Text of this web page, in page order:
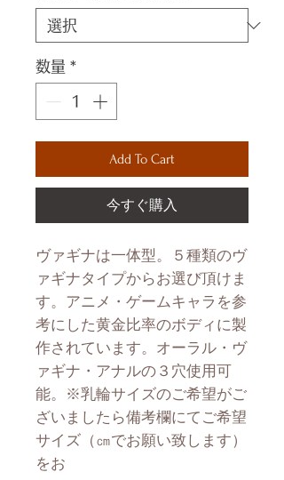
数量 *
Add To Cart
今すぐ購入
ヴァギナは一体型。５種類のヴ
ァギナタイプからお選び頂けま
す。アニメ・ゲームキャラを参
考にした黄金比率のボディに製
作されています。オーラル・ヴ
ァギナ・アナルの３穴使用可
能。※乳輪サイズのご希望がご
ざいましたら備考欄にてご希望
サイズ（㎝でお願い致します）
をお